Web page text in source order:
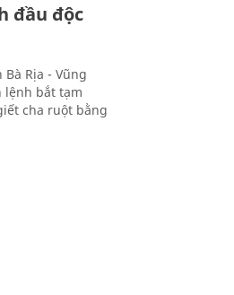
đầu độc
Rịa - Vũng
lệnh bắt tạm
cha ruột bằng